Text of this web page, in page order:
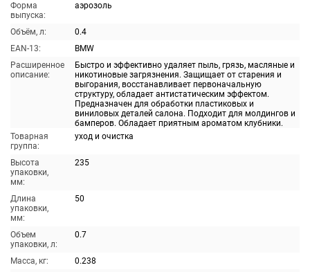
Форма
выпуска:
аэрозоль
Объём, л:
0.4
EAN-13:
BMW
Расширенное
описание:
Быстро и эффективно удаляет пыль, грязь, масляные и
никотиновые загрязнения. Защищает от старения и
выгорания, восстанавливает первоначальную
структуру, обладает антистатическим эффектом.
Предназначен для обработки пластиковых и
виниловых деталей салона. Подходит для молдингов и
бамперов. Обладает приятным ароматом клубники.
Товарная
группа:
уход и очистка
Высота
упаковки,
мм:
235
Длина
упаковки,
мм:
50
Объем
упаковки, л:
0.7
Масса, кг:
0.238